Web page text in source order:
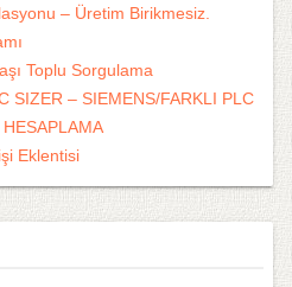
– Üretim Birikmesiz.
Toplu Sorgulama
SIZER – SIEMENS/FARKLI PLC
Eklentisi